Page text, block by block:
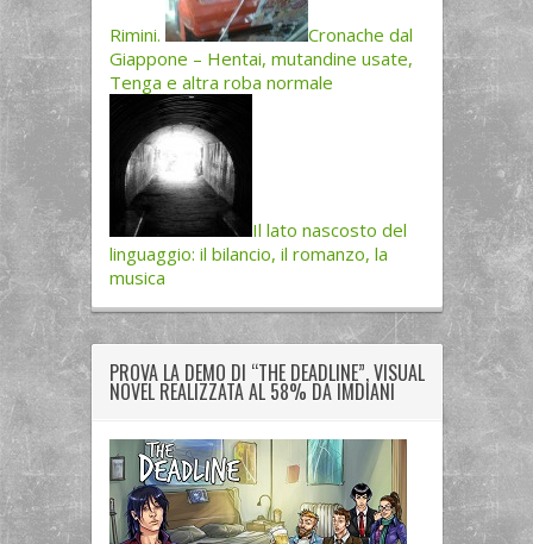
Rimini.
Cronache dal
Giappone – Hentai, mutandine usate,
Tenga e altra roba normale
Il lato nascosto del
linguaggio: il bilancio, il romanzo, la
musica
PROVA LA DEMO DI “THE DEADLINE”, VISUAL
NOVEL REALIZZATA AL 58% DA IMDIANI